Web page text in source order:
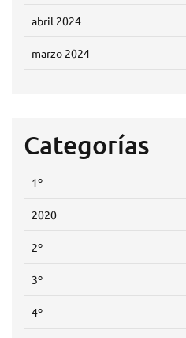
abril 2024
marzo 2024
Categorías
1º
2020
2º
3º
4º